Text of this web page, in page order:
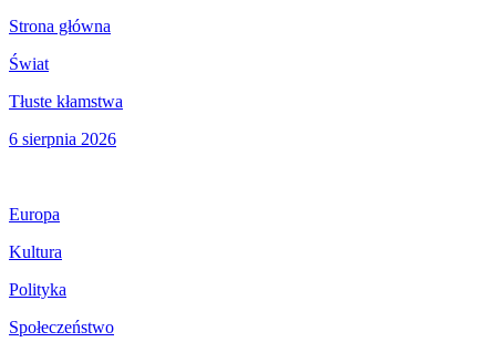
Strona główna
Świat
Tłuste kłamstwa
6 sierpnia 2026
Europa
Kultura
Polityka
Społeczeństwo